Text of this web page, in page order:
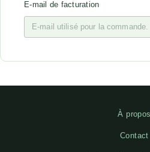
E-mail de facturation
À propos
Contact